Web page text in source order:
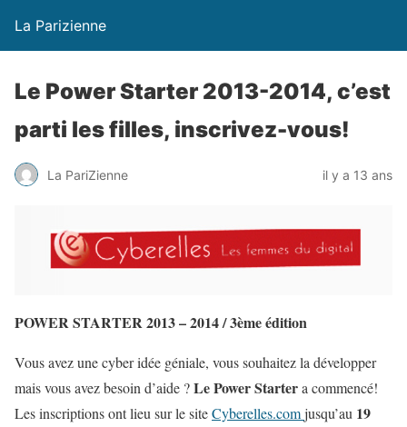
La Parizienne
Le Power Starter 2013-2014, c’est
parti les filles, inscrivez-vous!
La PariZienne il y a 13 ans
POWER STARTER 2013 – 2014 / 3ème édition
Vous avez une cyber idée géniale, vous souhaitez la développer
mais vous avez besoin d’aide ?Le Power Startera commencé!
Les inscriptions ont lieu sur le siteCyberelles.comjusqu’au 19